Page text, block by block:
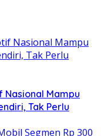
Mampu
Tak Perlu